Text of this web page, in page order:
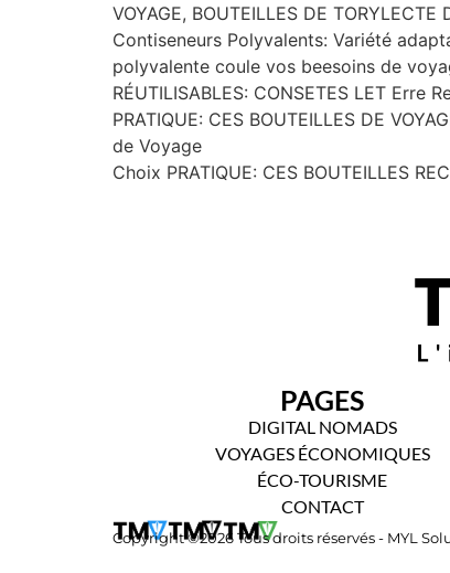
VOYAGE, BOUTEILLES DE TORYLECTE
Contiseneurs Polyvalents: Variété
polyvalente coule vos beesoins de
RÉUTILISABLES: CONSETES LET
PRATIQUE: CES BOUTEILLES DE
de Voyage
Choix PRATIQUE: CES BOUTEILLES
PAGES
DIGITAL NOMADS
VOYAGES ÉCONOMIQUES
ÉCO-TOURISME
CONTACT
Copyright ©2026 Tous droits réservés - MYL